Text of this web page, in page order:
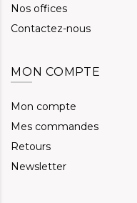
Nos offices
Contactez-nous
MON COMPTE
Mon compte
Mes commandes
Retours
Newsletter